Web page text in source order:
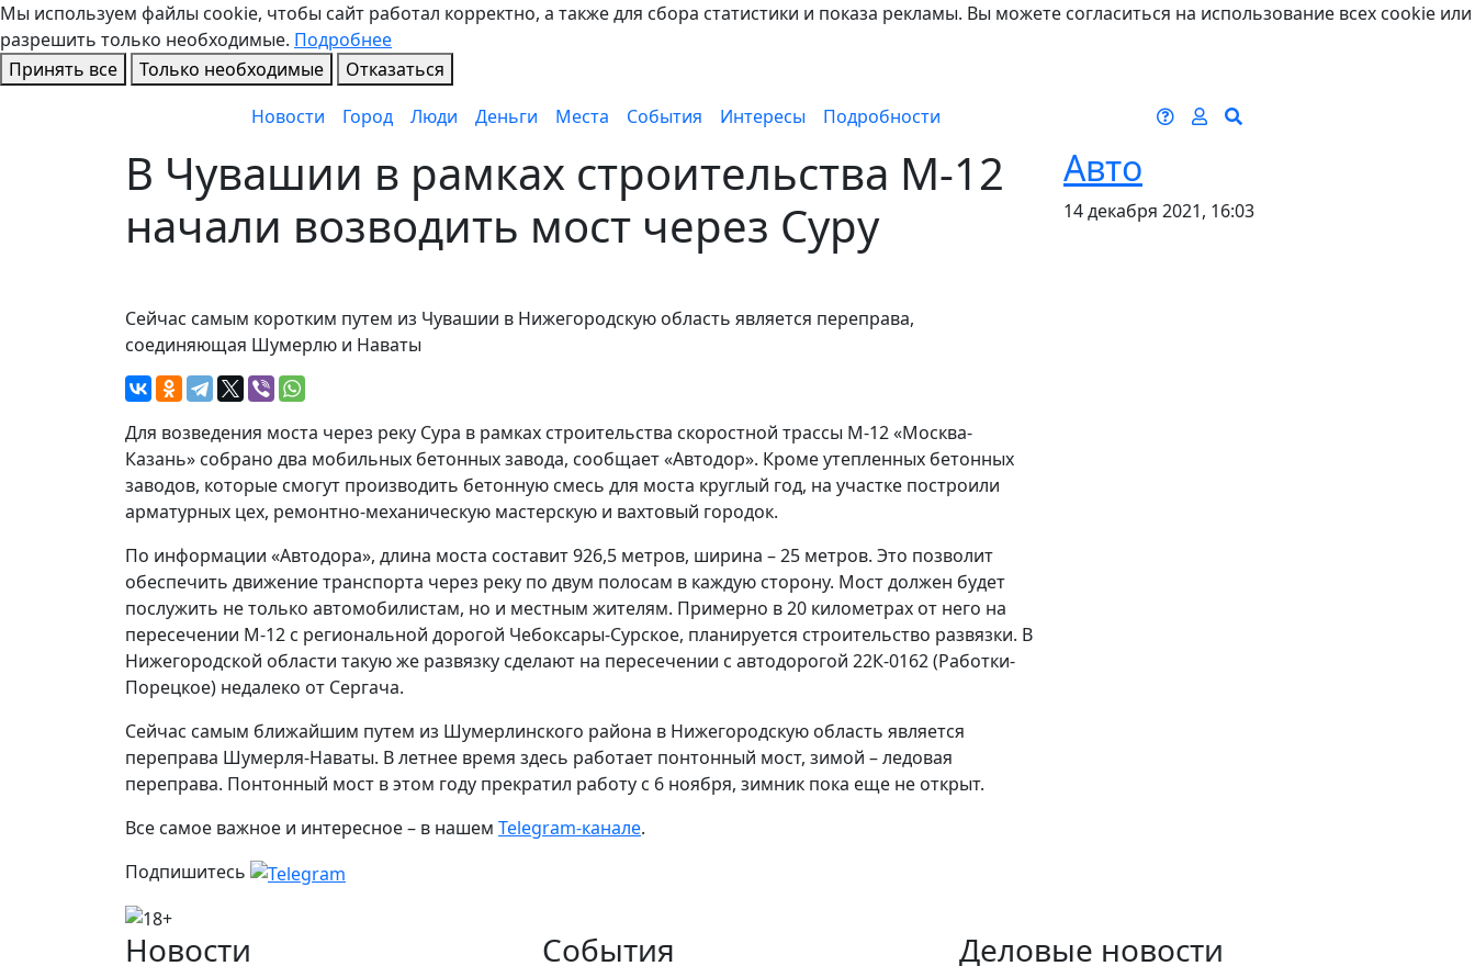
Мы используем файлы cookie, чтобы сайт работал корректно, а также для сбора статистики и показа рекламы. Вы можете согласиться на использование всех cookie или
разрешить только необходимые. Подробнее
Принять все
Только необходимые
Отказаться
Новости
Город Люди Деньги Места События Интересы Подробности
В Чувашии в рамках строительства М-12
начали возводить мост через Суру
Авто
14 декабря 2021, 16:03
Сейчас самым коротким путем из Чувашии в Нижегородскую область является переправа,
соединяющая Шумерлю и Наваты
Для возведения моста через реку Сура в рамках строительства скоростной трассы М-12 «Москва-
Казань» собрано два мобильных бетонных завода, сообщает «Автодор». Кроме утепленных бетонных
заводов, которые смогут производить бетонную смесь для моста круглый год, на участке построили
арматурных цех, ремонтно-механическую мастерскую и вахтовый городок.
По информации «Автодора», длина моста составит 926,5 метров, ширина – 25 метров. Это позволит
обеспечить движение транспорта через реку по двум полосам в каждую сторону. Мост должен будет
послужить не только автомобилистам, но и местным жителям. Примерно в 20 километрах от него на
пересечении М-12 с региональной дорогой Чебоксары-Сурское, планируется строительство развязки. В
Нижегородской области такую же развязку сделают на пересечении с автодорогой 22К-0162 (Работки-
Порецкое) недалеко от Сергача.
Сейчас самым ближайшим путем из Шумерлинского района в Нижегородскую область является
переправа Шумерля-Наваты. В летнее время здесь работает понтонный мост, зимой – ледовая
переправа. Понтонный мост в этом году прекратил работу с 6 ноября, зимник пока еще не открыт.
Все самое важное и интересное – в нашем Telegram-канале.
Подпишитесь
Новости События Деловые новости